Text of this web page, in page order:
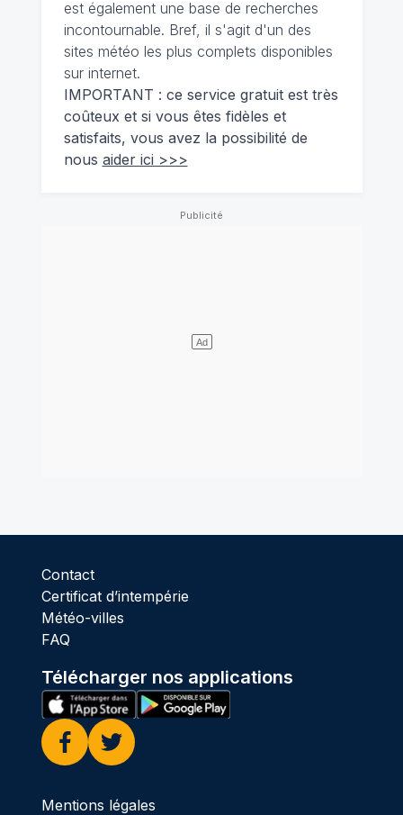
est également une base de recherches
incontournable. Bref, il s'agit d'un des
sites météo les plus complets disponibles
sur internet.
IMPORTANT : ce service gratuit est très
coûteux et si vous êtes fidèles et
satisfaits, vous avez la possibilité de
nous aider ici >>>
Contact
Certificat d’intempérie
Météo-villes
FAQ
Télécharger nos applications
Facebook
Twitter
Mentions légales